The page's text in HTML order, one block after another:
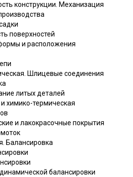
конструкции. Механизация
поверхностей
и расположения
Шлицевые соединения
литых деталей
химико-термическая
и лакокрасочные покрытия
Балансировка
балансировки